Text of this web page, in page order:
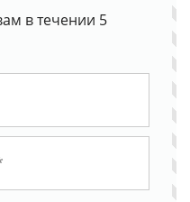
в течении 5